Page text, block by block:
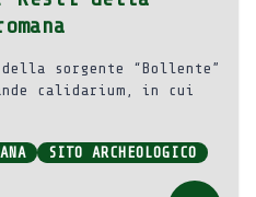
sorgente “Bollente”
calidarium, in cui
SITO ARCHEOLOGICO